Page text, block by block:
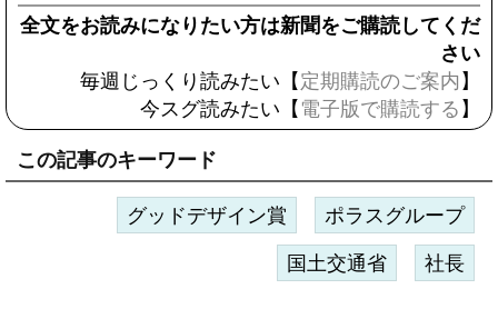
全文をお読みになりたい方は新聞をご購読してくだ
さい
毎週じっくり読みたい【 定期購読のご案内 】
今スグ読みたい【 電子版で購読する 】
この記事のキーワード
グッドデザイン賞 ポラスグループ
国土交通省 社長